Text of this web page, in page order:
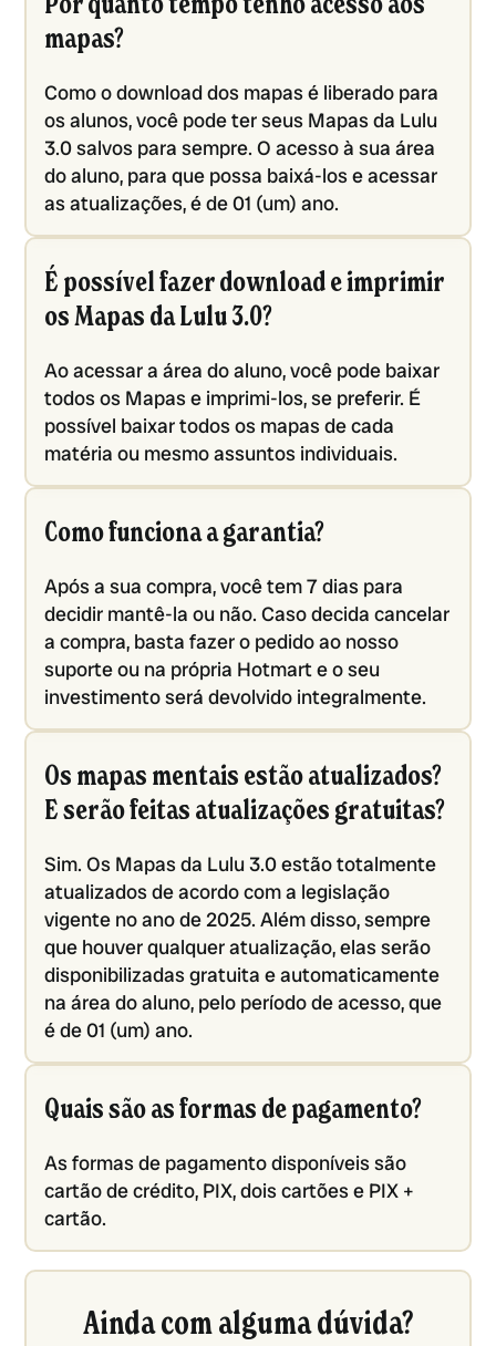
mapas?
Como o download dos mapas é liberado para
os alunos, você pode ter seus Mapas da Lulu
3.0 salvos para sempre. O acesso à sua área
do aluno, para que possa baixá-los e acessar
as atualizações, é de 01 (um) ano.
É possível fazer download e imprimir
os Mapas da Lulu 3.0?
Ao acessar a área do aluno, você pode baixar
todos os Mapas e imprimi-los, se preferir. É
possível baixar todos os mapas de cada
matéria ou mesmo assuntos individuais.
Como funciona a garantia?
Após a sua compra, você tem 7 dias para
decidir mantê-la ou não. Caso decida cancelar
a compra, basta fazer o pedido ao nosso
suporte ou na própria Hotmart e o seu
investimento será devolvido integralmente.
Os mapas mentais estão atualizados?
E serão feitas atualizações gratuitas?
Sim. Os Mapas da Lulu 3.0 estão totalmente
atualizados de acordo com a legislação
vigente no ano de 2025. Além disso, sempre
que houver qualquer atualização, elas serão
disponibilizadas gratuita e automaticamente
na área do aluno, pelo período de acesso, que
é de 01 (um) ano.
Quais são as formas de pagamento?
As formas de pagamento disponíveis são
cartão de crédito, PIX, dois cartões e PIX +
cartão.
Ainda com alguma dúvida?